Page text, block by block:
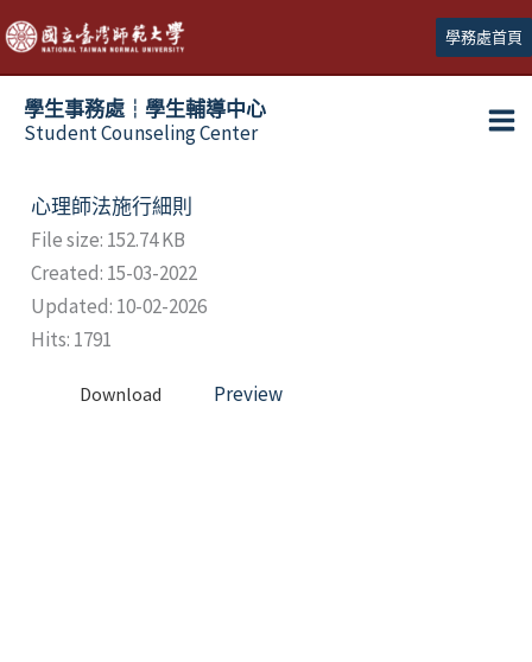
跳
至
主
學務處首頁
學生事務處┆學生輔導中心
Student Counseling Center
心理師法施行細則
File size: 152.74 KB
Created: 15-03-2022
Updated: 10-02-2026
Hits: 1791
Download Preview